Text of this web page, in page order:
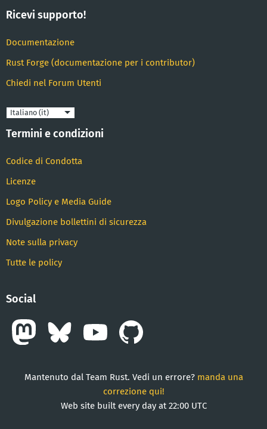
Ricevi supporto!
Documentazione
Rust Forge (documentazione per i contributor)
Chiedi nel Forum Utenti
Lingua
Termini e condizioni
Codice di Condotta
Licenze
Logo Policy e Media Guide
Divulgazione bollettini di sicurezza
Note sulla privacy
Tutte le policy
Social
Mantenuto dal Team Rust. Vedi un errore? manda una
correzione qui!
Web site built every day at 22:00 UTC